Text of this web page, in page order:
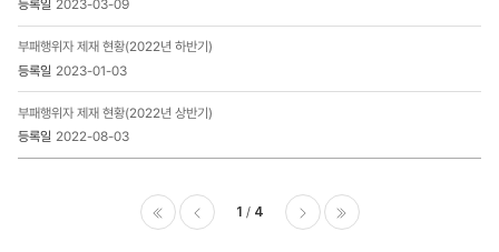
2023-03-09
부패행위자 제재 현황(2022년 하반기)
2023-01-03
부패행위자 제재 현황(2022년 상반기)
2022-08-03
1 4